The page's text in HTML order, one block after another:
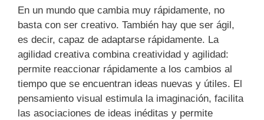
En un mundo que cambia muy rápidamente, no
basta con ser creativo. También hay que ser ágil,
es decir, capaz de adaptarse rápidamente. La
agilidad creativa combina creatividad y agilidad:
permite reaccionar rápidamente a los cambios al
tiempo que se encuentran ideas nuevas y útiles. El
pensamiento visual estimula la imaginación, facilita
las asociaciones de ideas inéditas y permite